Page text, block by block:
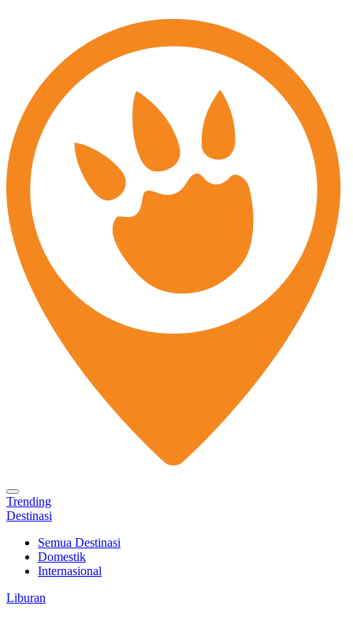
Trending
Destinasi
Semua Destinasi
Domestik
Internasional
Liburan